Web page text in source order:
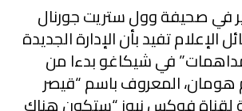
في صحيفة وول ستريت جورنال
تفيد بأن الإدارة الجديدة
في شيكاغو بدءا من
هومان، المعروف باسم “قيصر
لقناة فوكس نيوز “ستكون هناك